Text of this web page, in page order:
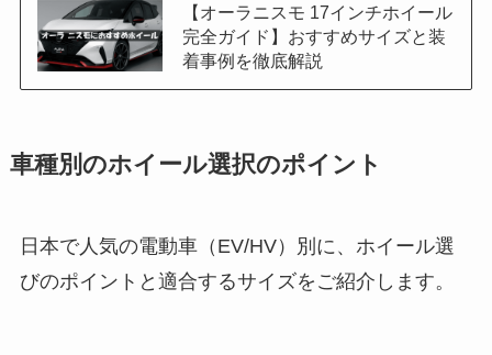
【オーラニスモ 17インチホイール
完全ガイド】おすすめサイズと装
着事例を徹底解説
車種別のホイール選択のポイント
日本で人気の電動車（EV/HV）別に、ホイール選
びのポイントと適合するサイズをご紹介します。